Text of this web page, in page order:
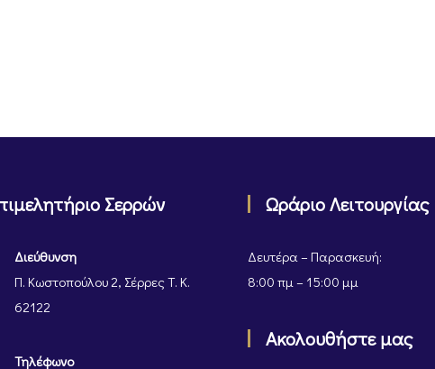
Σερρών
Διεύθυνση
Π. Κωστοπούλου 2, Σέρρες Τ. Κ.
62122
Τηλέφωνο
Ωράριο Λειτουργίας
Δευτέρα – Παρασκευή:
8:00 πμ – 15:00 μμ
Ακολουθήστε μας